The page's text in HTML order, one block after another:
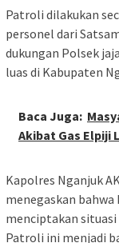
Patroli dilakukan
personel dari
dukungan Polsek
luas di Kabupaten
Baca Juga:
Akibat Gas Elpiji
Kapolres Nganjuk
menegaskan
menciptakan
Patroli ini menjadi